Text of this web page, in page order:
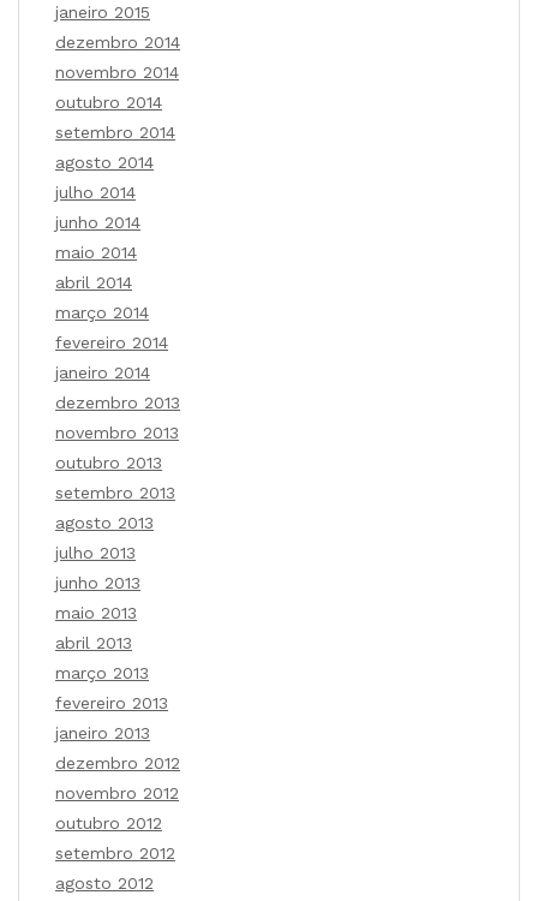
janeiro 2015
dezembro 2014
novembro 2014
outubro 2014
setembro 2014
agosto 2014
julho 2014
junho 2014
maio 2014
abril 2014
março 2014
fevereiro 2014
janeiro 2014
dezembro 2013
novembro 2013
outubro 2013
setembro 2013
agosto 2013
julho 2013
junho 2013
maio 2013
abril 2013
março 2013
fevereiro 2013
janeiro 2013
dezembro 2012
novembro 2012
outubro 2012
setembro 2012
agosto 2012